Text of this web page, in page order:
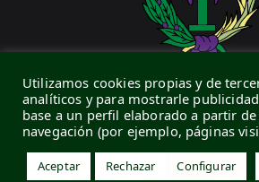
CONTACTO
C/ Vera Cruz, 9 · 34005 ·
Utilizamos cookies propias y de
analíticos y para mostrarle
base a un perfil elaborado a partir
navegación (por ejemplo, páginas
Aceptar Rechazar Configurar